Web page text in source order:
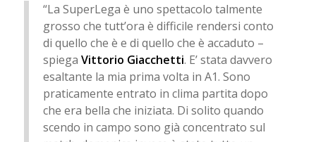
“La SuperLega è uno spettacolo talmente
grosso che tutt’ora è difficile rendersi conto
di quello che è e di quello che è accaduto –
spiega Vittorio Giacchetti. E’ stata davvero
esaltante la mia prima volta in A1. Sono
praticamente entrato in clima partita dopo
che era bella che iniziata. Di solito quando
scendo in campo sono già concentrato sul